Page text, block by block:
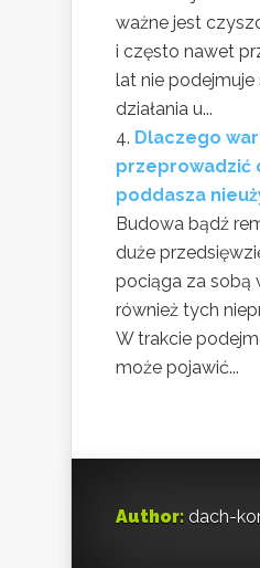
ważne jest
i często nawet
lat nie podejmuje
działania u...
Dlaczego
przeprowadzić
poddasza
Budowa bądź
duże
pociąga za sobą
również tych
W trakcie
może pojawić...
Author: dach-